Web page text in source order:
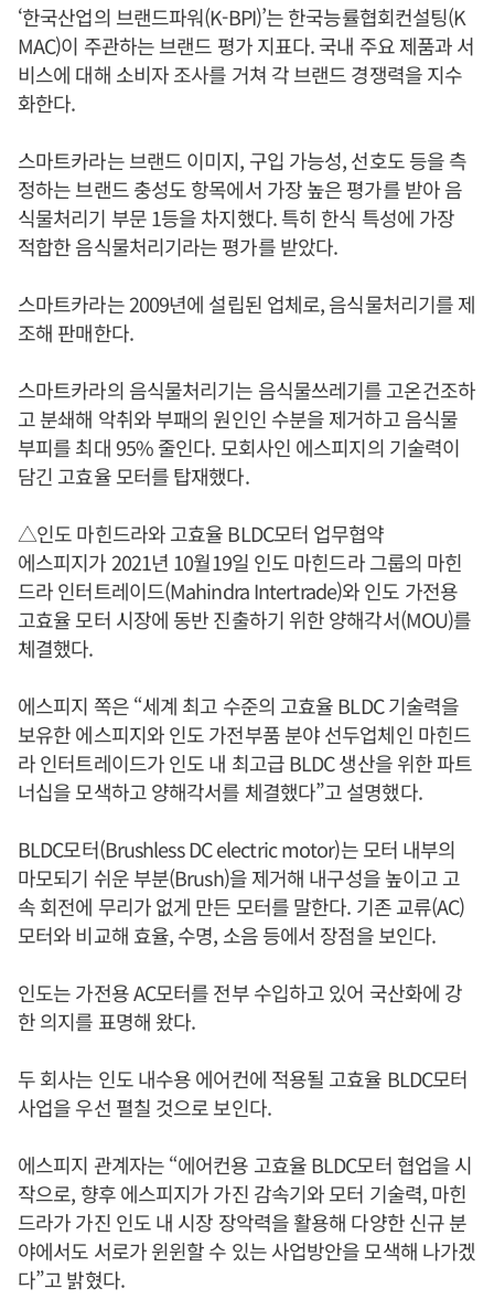
‘한국산업의 브랜드파워(K-BPI)’는 한국능률협회컨설팅(K
MAC)이 주관하는 브랜드 평가 지표다. 국내 주요 제품과 서
비스에 대해 소비자 조사를 거쳐 각 브랜드 경쟁력을 지수
화한다.
스마트카라는 브랜드 이미지, 구입 가능성, 선호도 등을 측
정하는 브랜드 충성도 항목에서 가장 높은 평가를 받아 음
식물처리기 부문 1등을 차지했다. 특히 한식 특성에 가장
적합한 음식물처리기라는 평가를 받았다.
스마트카라는 2009년에 설립된 업체로, 음식물처리기를 제
조해 판매한다.
스마트카라의 음식물처리기는 음식물쓰레기를 고온건조하
고 분쇄해 악취와 부패의 원인인 수분을 제거하고 음식물
부피를 최대 95% 줄인다. 모회사인 에스피지의 기술력이
담긴 고효율 모터를 탑재했다.
△인도 마힌드라와 고효율 BLDC모터 업무협약
에스피지가 2021년 10월19일 인도 마힌드라 그룹의 마힌
드라 인터트레이드(Mahindra Intertrade)와 인도 가전용
고효율 모터 시장에 동반 진출하기 위한 양해각서(MOU)를
체결했다.
에스피지 쪽은 “세계 최고 수준의 고효율 BLDC 기술력을
보유한 에스피지와 인도 가전부품 분야 선두업체인 마힌드
라 인터트레이드가 인도 내 최고급 BLDC 생산을 위한 파트
너십을 모색하고 양해각서를 체결했다”고 설명했다.
BLDC모터(Brushless DC electric motor)는 모터 내부의
마모되기 쉬운 부분(Brush)을 제거해 내구성을 높이고 고
속 회전에 무리가 없게 만든 모터를 말한다. 기존 교류(AC)
모터와 비교해 효율, 수명, 소음 등에서 장점을 보인다.
인도는 가전용 AC모터를 전부 수입하고 있어 국산화에 강
한 의지를 표명해 왔다.
두 회사는 인도 내수용 에어컨에 적용될 고효율 BLDC모터
사업을 우선 펼칠 것으로 보인다.
에스피지 관계자는 “에어컨용 고효율 BLDC모터 협업을 시
작으로, 향후 에스피지가 가진 감속기와 모터 기술력, 마힌
드라가 가진 인도 내 시장 장악력을 활용해 다양한 신규 분
야에서도 서로가 윈윈할 수 있는 사업방안을 모색해 나가겠
다”고 밝혔다.